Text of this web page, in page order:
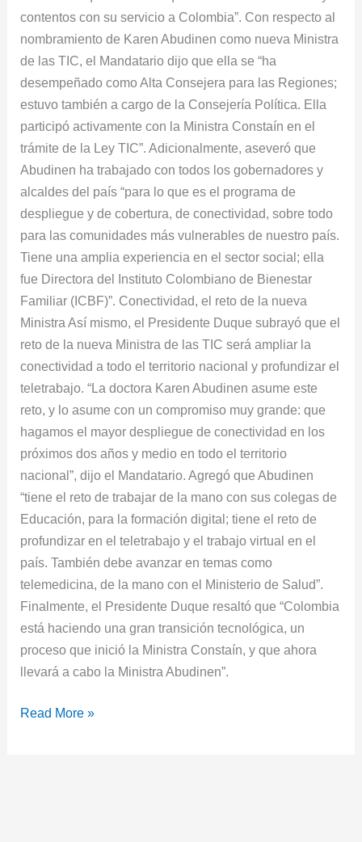
contentos con su servicio a Colombia”. Con respecto al
nombramiento de Karen Abudinen como nueva Ministra
de las TIC, el Mandatario dijo que ella se “ha
desempeñado como Alta Consejera para las Regiones;
estuvo también a cargo de la Consejería Política. Ella
participó activamente con la Ministra Constaín en el
trámite de la Ley TIC”. Adicionalmente, aseveró que
Abudinen ha trabajado con todos los gobernadores y
alcaldes del país “para lo que es el programa de
despliegue y de cobertura, de conectividad, sobre todo
para las comunidades más vulnerables de nuestro país.
Tiene una amplia experiencia en el sector social; ella
fue Directora del Instituto Colombiano de Bienestar
Familiar (ICBF)”. Conectividad, el reto de la nueva
Ministra Así mismo, el Presidente Duque subrayó que el
reto de la nueva Ministra de las TIC será ampliar la
conectividad a todo el territorio nacional y profundizar el
teletrabajo. “La doctora Karen Abudinen asume este
reto, y lo asume con un compromiso muy grande: que
hagamos el mayor despliegue de conectividad en los
próximos dos años y medio en todo el territorio
nacional”, dijo el Mandatario. Agregó que Abudinen
“tiene el reto de trabajar de la mano con sus colegas de
Educación, para la formación digital; tiene el reto de
profundizar en el teletrabajo y el trabajo virtual en el
país. También debe avanzar en temas como
telemedicina, de la mano con el Ministerio de Salud”.
Finalmente, el Presidente Duque resaltó que “Colombia
está haciendo una gran transición tecnológica, un
proceso que inició la Ministra Constaín, y que ahora
llevará a cabo la Ministra Abudinen”.
Read More »